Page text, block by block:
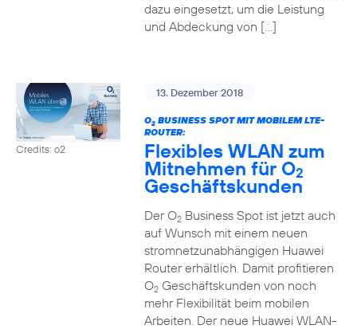
dazu eingesetzt, um die Leistung
und Abdeckung von […]
Credits: o2
13. Dezember 2018
O2BUSINESS SPOT MIT MOBILEM LTE-
ROUTER:
Flexibles WLAN zum
Mitnehmen für O2
Geschäftskunden
Der O2Business Spot ist jetzt auch
auf Wunsch mit einem neuen
stromnetzunabhängigen Huawei
Router erhältlich. Damit profitieren
O2Geschäftskunden von noch
mehr Flexibilität beim mobilen
Arbeiten. Der neue Huawei WLAN-